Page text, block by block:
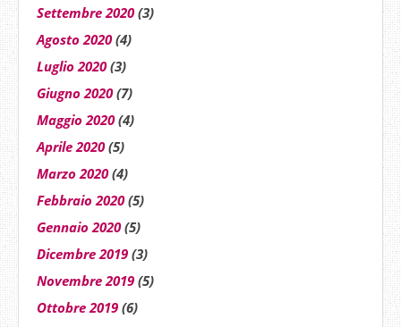
Settembre 2020(3)
Agosto 2020(4)
Luglio 2020(3)
Giugno 2020(7)
Maggio 2020(4)
Aprile 2020(5)
Marzo 2020(4)
Febbraio 2020(5)
Gennaio 2020(5)
Dicembre 2019 (3)
Novembre 2019 (5)
Ottobre 2019 (6)